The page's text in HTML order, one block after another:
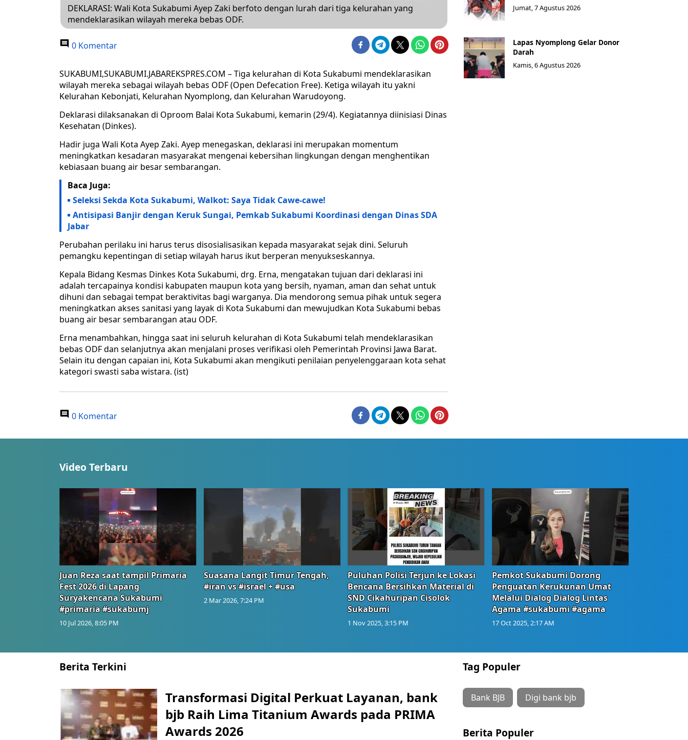
DEKLARASI: Wali Kota Sukabumi Ayep Zaki berfoto dengan lurah dari tiga kelurahan yang
mendeklarasikan wilayah mereka bebas ODF.
0 Komentar
SUKABUMI,SUKABUMI.JABAREKSPRES.COM – Tiga kelurahan di Kota Sukabumi mendeklarasikan
wilayah mereka sebagai wilayah bebas ODF (Open Defecation Free). Ketiga wilayah itu yakni
Kelurahan Kebonjati, Kelurahan Nyomplong, dan Kelurahan Warudoyong.
Deklarasi dilaksanakan di Oproom Balai Kota Sukabumi, kemarin (29/4). Kegiatannya diinisiasi Dinas
Kesehatan (Dinkes).
Hadir juga Wali Kota Ayep Zaki. Ayep menegaskan, deklarasi ini merupakan momentum
meningkatkan kesadaran masyarakat mengenai kebersihan lingkungan dengan menghentikan
kebiasaan buang air besar sembarangan.
Baca Juga:
Seleksi Sekda Kota Sukabumi, Walkot: Saya Tidak Cawe-cawe!
Antisipasi Banjir dengan Keruk Sungai, Pemkab Sukabumi Koordinasi dengan Dinas SDA
Jabar
Perubahan perilaku ini harus terus disosialisasikan kepada masyarakat sejak dini. Seluruh
pemangku kepentingan di setiap wilayah harus ikut berperan menyukseskannya.
Kepala Bidang Kesmas Dinkes Kota Sukabumi, drg. Erna, mengatakan tujuan dari deklarasi ini
adalah tercapainya kondisi kabupaten maupun kota yang bersih, nyaman, aman dan sehat untuk
dihuni dan sebagai tempat beraktivitas bagi warganya. Dia mendorong semua pihak untuk segera
meningkatkan akses sanitasi yang layak di Kota Sukabumi dan mewujudkan Kota Sukabumi bebas
buang air besar sembarangan atau ODF.
Erna menambahkan, hingga saat ini seluruh kelurahan di Kota Sukabumi telah mendeklarasikan
bebas ODF dan selanjutnya akan menjalani proses verifikasi oleh Pemerintah Provinsi Jawa Barat.
Selain itu dengan capaian ini, Kota Sukabumi akan mengikuti penilaian penyelenggaraan kota sehat
kategori swasti saba wistara. (ist)
0 Komentar
Jumat, 7 Agustus 2026
Lapas Nyomplong Gelar Donor
Darah
Kamis, 6 Agustus 2026
Video Terbaru
Juan Reza saat tampil Primaria
Fest 2026 di Lapang
Suryakencana Sukabumi
#primaria #sukabumj
10 Jul 2026, 8:05 PM
Suasana Langit Timur Tengah,
#iran vs #israel + #usa
2 Mar 2026, 7:24 PM
Puluhan Polisi Terjun ke Lokasi
Bencana Bersihkan Material di
SND Cikahuripan Cisolok
Sukabumi
1 Nov 2025, 3:15 PM
Pemkot Sukabumi Dorong
Penguatan Kerukunan Umat
Melalui Dialog Dialog Lintas
Agama #sukabumi #agama
17 Oct 2025, 2:17 AM
Berita Terkini
Transformasi Digital Perkuat Layanan, bank
bjb Raih Lima Titanium Awards pada PRIMA
Awards 2026
Tag Populer
Bank BJB Digi bank bjb
Berita Populer